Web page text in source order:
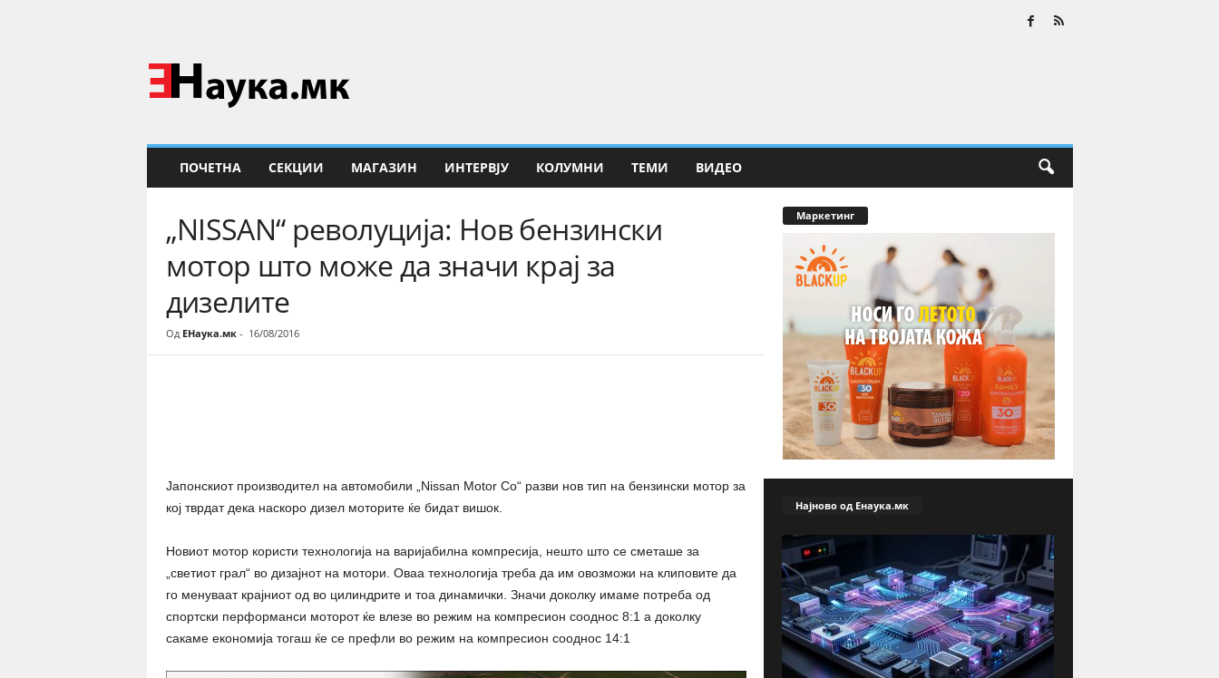
Н
а
у
ПОЧЕТНА СЕКЦИИ МАГАЗИН ИНТЕРВЈУ КОЛУМНИ ТЕМИ ВИДЕО
„NISSAN“ револуција: Нов бензински
мотор што може да значи крај за
дизелите
Од ЕНаука.мк- 16/08/2016
Јапонскиот производител на автомобили „Nissan Motor Co“ разви нов тип на бензински мотор за
кој тврдат дека наскоро дизел моторите ќе бидат вишок.
Новиот мотор користи технологија на варијабилна компресија, нешто што се сметаше за
„светиот грал“ во дизајнот на мотори. Оваа технологија треба да им овозможи на клиповите да
го менуваат крајниот од во цилиндрите и тоа динамички. Значи доколку имаме потреба од
спортски перформанси моторот ќе влезе во режим на компресион сооднос 8:1 а доколку
сакаме економија тогаш ќе се префли во режим на компресион сооднос 14:1
Маркетинг
Најново од Енаука.мк